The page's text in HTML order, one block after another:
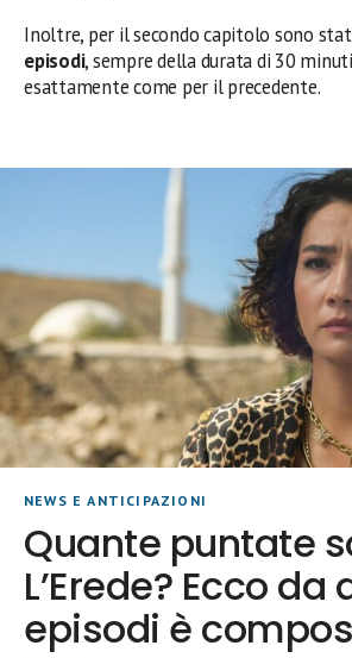
Inoltre, per il secondo capitolo sono
episodi, sempre della durata di 30
esattamente come per il precedente.
NEWS E ANTICIPAZIONI
Quante puntate
L’Erede? Ecco da
episodi è